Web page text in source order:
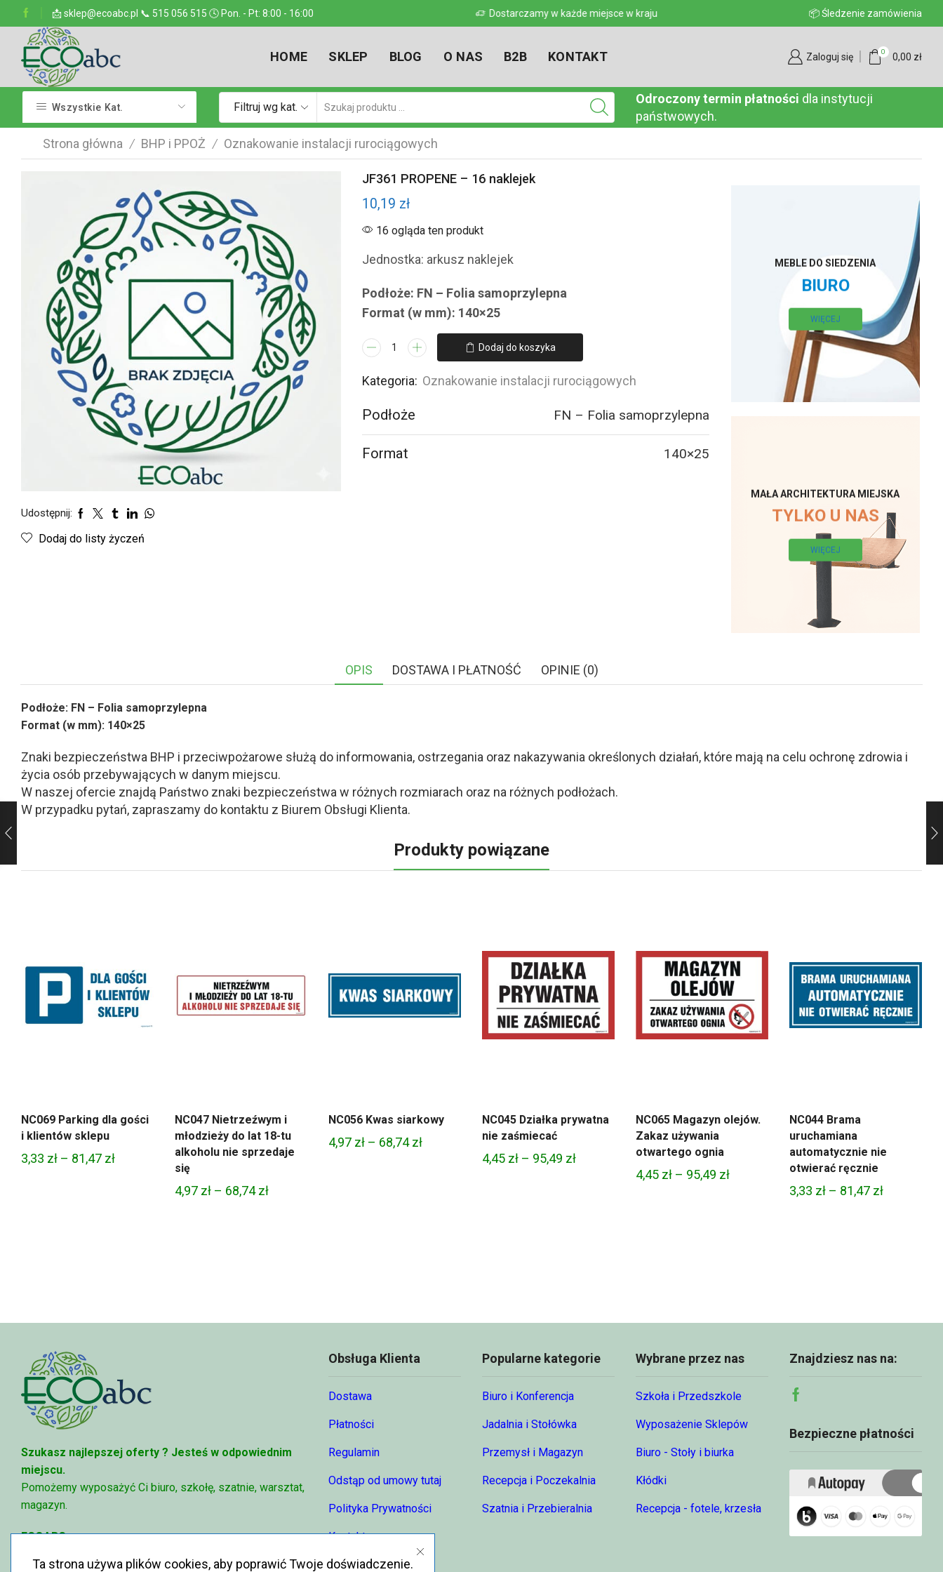
📩 sklep@ecoabc.pl 📞 515 056 515 🕓 Pon. - Pt: 8:00 - 16:00
w kraju Dostarczamy w każde miejsce w kraju Dostarczamy w każde miejsce w kraju 📦 Śledzenie zamówienia
HOME SKLEP BLOG O NAS B2B KONTAKT Zaloguj się 0 0,00 zł
Wszystkie Kat. Filtruj wg kat.
wyszukiwania
Odroczony termin płatności dla instytucji
państwowych.
Strona główna / BHP i PPOŻ / Oznakowanie instalacji rurociągowych
Udostępnij:
Dodaj do listy życzeń
JF361 PROPENE – 16 naklejek
10,19 zł
16 ogląda ten produkt
Jednostka: arkusz naklejek
Podłoże: FN – Folia samoprzylepna
Format (w mm): 140×25
ilość
PROPENE
16
naklejek
Dodaj do koszyka
Kategoria: Oznakowanie instalacji rurociągowych
Podłoże FN – Folia samoprzylepna
Format 140×25
MEBLE DO SIEDZENIA
BIURO
WIĘCEJ
MAŁA ARCHITEKTURA MIEJSKA
TYLKO U NAS
WIĘCEJ
OPIS DOSTAWA I PŁATNOŚĆ OPINIE (0)
Podłoże: FN – Folia samoprzylepna
Format (w mm): 140×25
Znaki bezpieczeństwa BHP i przeciwpożarowe służą do informowania, ostrzegania oraz nakazywania określonych działań, które mają na celu ochronę zdrowia i
życia osób przebywających w danym miejscu.
W naszej ofercie znajdą Państwo znaki bezpieczeństwa w różnych rozmiarach oraz na różnych podłożach.
W przypadku pytań, zapraszamy do kontaktu z Biurem Obsługi Klienta.
Produkty powiązane
NC069 Parking dla gości
i klientów sklepu
3,33 zł – 81,47 złZakres
NC047 Nietrzeźwym i
młodzieży do lat 18-tu
alkoholu nie sprzedaje
się
4,97 zł – 68,74złZakres
NC056 Kwas siarkowy
4,97 zł – 68,74złZakres
NC045 Działka prywatna
nie zaśmiecać
4,45 zł – 95,49 złZakres
NC065 Magazyn olejów.
Zakaz używania
otwartego ognia
4,45 zł – 95,49 złZakres
NC044 Brama
uruchamiana
automatycznie nie
otwierać ręcznie
3,33 zł – 81,47 złZakres
Szukasz najlepszej oferty ? Jesteś w odpowiednim
miejscu.
Pomożemy wyposażyć Ci biuro, szkołę, szatnie, warsztat,
magazyn.
ECOABC
Obsługa Klienta
Dostawa
Płatności
Regulamin
Odstąp od umowy tutaj
Polityka Prywatności
Kontakt
O nas
Popularne kategorie
Biuro i Konferencja
Jadalnia i Stołówka
Przemysł i Magazyn
Recepcja i Poczekalnia
Szatnia i Przebieralnia
Wybrane przez nas
Szkoła i Przedszkole
Wyposażenie Sklepów
Biuro - Stoły i biurka
Kłódki
Recepcja - fotele, krzesła
Znajdziesz nas na:
Facebook
Bezpieczne płatności
Ta strona używa plików cookies, aby poprawić Twoje doświadczenie.